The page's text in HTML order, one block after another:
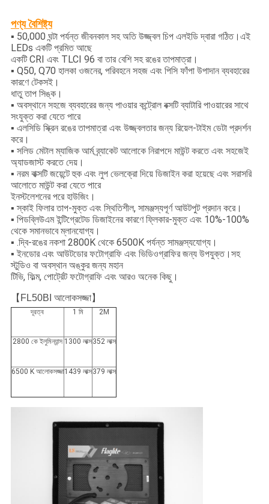
পণ্য বৈশিষ্ট্য
▪ 50,000 ঘন্টা পর্যন্ত জীবনকাল সহ অতি উজ্জ্বল চিপ এলইডি দ্বারা গঠিত।এই
LEDs একটি প্রমিত আছে
একটি CRI এবং TLCI 96 বা তার বেশি সহ রঙের তাপমাত্রা।
▪ Q50, Q70 হালকা ওজনের, পরিবহনে সহজ এবং পিসি ফাঁপা উপাদান ব্যবহারের
কারণে টেকসই।
ধাতু তাপ সিঙ্ক।
▪ অবস্থানে সহজে ব্যবহারের জন্য পাওয়ার কন্ট্রোল বক্সটি ব্যাটারি পাওয়ারের সাথে
সংযুক্ত করা যেতে পারে
▪ এলসিডি স্ক্রিন রঙের তাপমাত্রা এবং উজ্জ্বলতার জন্য রিয়েল-টাইম ডেটা প্রদর্শন
করে।
▪ সলিড মেটাল ম্যাজিক আর্ম ব্র্যাকেট আলোকে নিরাপদে মাউন্ট করতে এবং সহজেই
অ্যাডজাস্ট করতে দেয়।
▪ নরম বাক্সটি জয়েন্টে হুক এবং লুপ ভেলক্রো দিয়ে ডিজাইন করা হয়েছে এবং সরাসরি
আলোতে মাউন্ট করা যেতে পারে
ইনস্টলেশনের পরে হাউজিং।
▪ স্কাই ফিলার তাপ-মুক্ত এবং স্থিতিশীল, সামঞ্জস্যপূর্ণ আউটপুট প্রদান করে।
▪ পিডব্লিউএম ইন্টিগ্রেটেড ডিজাইনের কারণে ফ্লিকার-মুক্ত এবং 10%-100%
থেকে সমানভাবে ম্লানযোগ্য।
▪ .দ্বি-রঙের নকশা 2800K থেকে 6500K পর্যন্ত সামঞ্জস্যযোগ্য।
▪ ইনডোর এবং আউটডোর ফটোগ্রাফি এবং ভিডিওগ্রাফির জন্য উপযুক্ত।সহ
স্টুডিও বা অবস্থান অঙ্কুর জন্য মহান
টিভি, ফিল্ম, পোর্ট্রেট ফটোগ্রাফি এবং আরও অনেক কিছু।
【 FL50BI আলোকসজ্জা】
দূরত্ব 1 মি 2M
2800 কে ইলুমিন্যান্স 1300 লাক্স352 লাক্স
6500 K আলোকসজ্জা1439 লাক্স379 লাক্স